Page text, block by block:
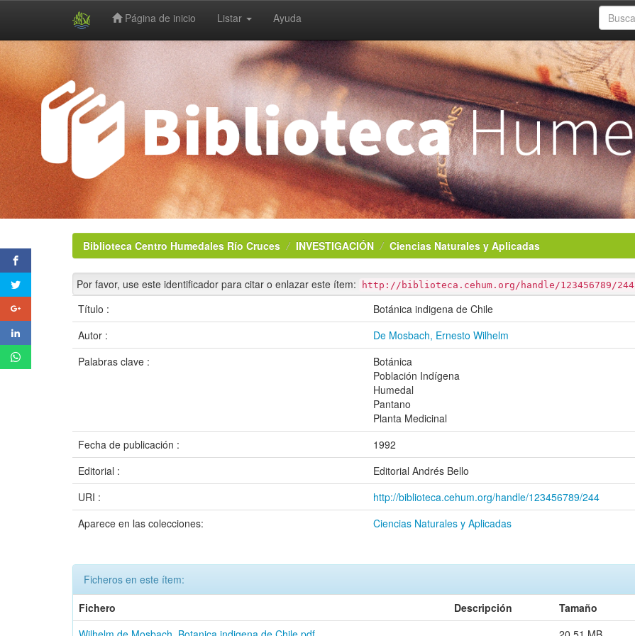
Página de inicio Listar Ayuda
Biblioteca Centro Humedales Río Cruces INVESTIGACIÓN Ciencias Naturales y Aplicadas
Por favor, use este identificador para citar o enlazar este ítem: http://biblioteca.cehum.org/handle/123456789/244
Título :
Botánica indigena de Chile
Autor :
De Mosbach, Ernesto Wilhelm
Palabras clave :
Botánica
Población Indígena
Humedal
Pantano
Planta Medicinal
Fecha de publicación :
1992
Editorial :
Editorial Andrés Bello
URI :
http://biblioteca.cehum.org/handle/123456789/244
Aparece en las colecciones:
Ciencias Naturales y Aplicadas
Ficheros en este ítem:
Fichero
Descripción Tamaño